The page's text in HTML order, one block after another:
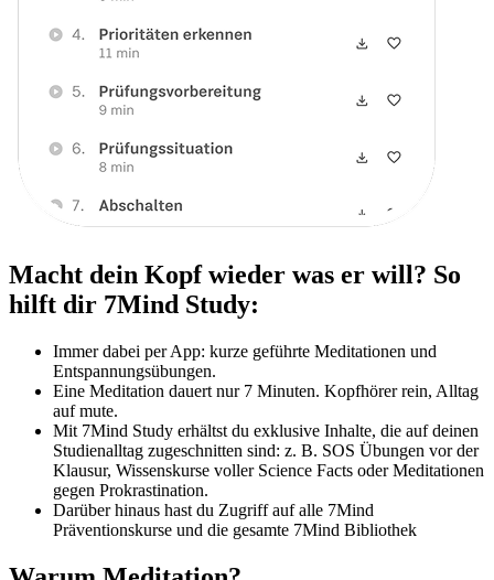
Macht dein Kopf wieder was er will? So
hilft dir 7Mind Study:
Immer dabei per App: kurze geführte Meditationen und
Entspannungsübungen.
Eine Meditation dauert nur 7 Minuten. Kopfhörer rein, Alltag
auf mute.
Mit 7Mind Study erhältst du exklusive Inhalte, die auf deinen
Studienalltag zugeschnitten sind: z. B. SOS Übungen vor der
Klausur, Wissenskurse voller Science Facts oder Meditationen
gegen Prokrastination.
Darüber hinaus hast du Zugriff auf alle 7Mind
Präventionskurse und die gesamte 7Mind Bibliothek